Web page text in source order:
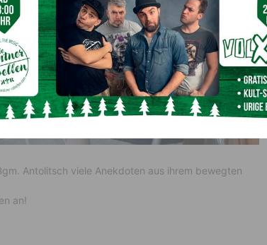
Antolitsch viele Anekdoten aus ihrem bewegten
an!